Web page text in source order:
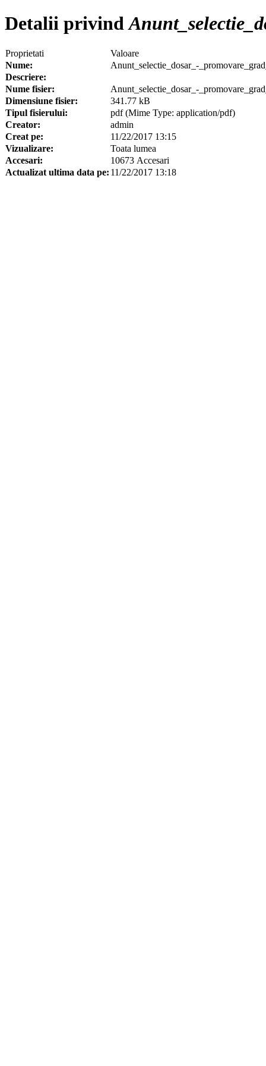
Detalii privind
Proprietati
Valoare
Nume:
Anunt_selectie_dosar_-
Descriere:
Nume fisier:
Anunt_selectie_dosar_-
Dimensiune fisier:
341.77 kB
Tipul fisierului:
pdf (Mime Type: application/pdf)
Creator:
admin
Creat pe:
11/22/2017 13:15
Vizualizare:
Toata lumea
Accesari:
10673 Accesari
Actualizat ultima data pe: 11/22/2017 13:18